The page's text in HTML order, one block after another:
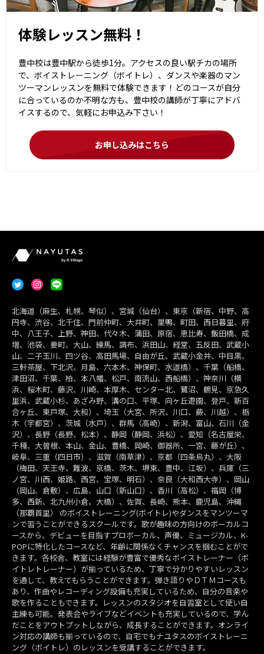
体験レッスン無料！
豊中校は豊中駅から徒歩1分。アクセスの良い駅チカの場所
で、ボイストレーニング（ボイトレ）、ダンスや楽器のマン
ツーマンレッスンを無料で体験できます！どのコースが自分
に合っているのか不明な方も、豊中校の講師が丁寧にアドバ
イスするので、気軽にお申込み下さい！
お申し込みはこちら
北海道（麻生、札幌、琴似）、宮城（仙台）、東京（新宿、中野、高
円寺、渋谷、北千住、門前仲町、大井町、巣鴨、町田、西日暮里、府
中、八王子、上野、神田、代々木、蒲田、原宿、恵比寿、飯田橋、成
増、池袋、要町、大山、練馬、調布、浜田山、経堂、五反田、武蔵小
山、二子玉川、四ツ谷、高田馬場、自由が丘、武蔵小金井、中目黒、
三軒茶屋、下北沢、月島、六本木、神保町、水道橋）、千葉（船橋、
津田沼、千葉、柏、本八幡、松戸、南流山、西船橋）、神奈川（横
浜、桜木町、藤沢、川崎、本厚木、センター北、鷺沼、鶴見、京急久
里浜、武蔵小杉、あざみ野、溝の口、平塚、向ヶ丘遊園、登戸、新百
合ヶ丘、東戸塚、大和）、埼玉（大宮、所沢、川口、蕨、川越）、栃
木（宇都宮）、茨城（水戸）、群馬（高崎）、新潟、富山、石川（金
沢）、長野（長野、松本）、静岡（静岡、浜松）、愛知（名古屋栄、
千種、大曽根、本山、金山、豊橋、岡崎、御器所、一宮、藤が丘）、
岐阜、三重（四日市）、滋賀（南草津）、京都（四条烏丸）、大阪
（梅田、天王寺、難波、京橋、茨木、堺東、豊中、江坂）、兵庫（三
ノ宮、川西、姫路、西宮、宝塚、明石）、奈良（大和西大寺）、岡山
（岡山、倉敷）、広島、山口（新山口）、香川（高松）、福岡（博
多、西新、北九州小倉、大橋）、佐賀、長崎、熊本、鹿児島、沖縄
（那覇首里） のボイストレーニング(ボイトレ)やダンスをマンツーマ
ンで習うことができるスクールです。歌が趣味の方向けのボーカルコ
ースから、デビューを目指すプロボーカル、声優、ミュージカル、K-
POPに特化したコースなど、年齢に関係なくチャンスを掴むことがで
きます。各校舎、教室には経験が豊富で優秀なボイストレーナー（ボ
イトレトレーナー）が揃っているため、丁寧で分かりやすいレッスン
を通して、教えてもらうことができます。弾き語りやＤＴＭコースも
あり、作曲やレコーディング設備も充実しているため、自分の音楽や
歌を作ることもできます。レッスンのスタジオを自習室として使い自
主練も可能。発表会やライブなどイベントも充実しているので、学ん
だことをアウトプットしながら、成長することができます。オンライ
ン対応の講師も揃っているので、自宅でもナユタスのボイストレーニ
ング（ボイトレ）のレッスンを受講することができます。